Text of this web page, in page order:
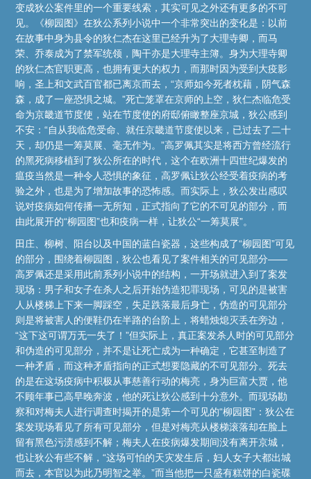
变成狄公案件里的一个重要线索，其实可见之外还有更多的不可
见。《柳园图》在狄公系列小说中一个非常突出的变化是：以前
在故事中身为县令的狄仁杰在这里已经升为了大理寺卿，而马
荣、乔泰成为了禁军统领，陶干亦是大理寺主簿。身为大理寺卿
的狄仁杰官职更高，也拥有更大的权力，而那时因为受到大疫影
响，圣上和文武百官都已离京而去，“京师如今死者枕藉，阴气森
森，成了一座恐惧之城。”死亡笼罩在京师的上空，狄仁杰临危受
命为京畿道节度使，站在节度使的府邸俯瞰整座京城，狄公感到
不安：“自从我临危受命、就任京畿道节度使以来，已过去了二十
天，却仍是一筹莫展、毫无作为。”高罗佩其实是将西方曾经流行
的黑死病移植到了狄公所在的时代，这个在欧洲十四世纪爆发的
瘟疫当然是一种令人恐惧的象征，高罗佩让狄公经受着疫病的考
验之外，也是为了增加故事的恐怖感。而实际上，狄公发出感叹
说对疫病如何传播一无所知，正式指向了它的不可见的部分，而
由此展开的“柳园图”也和疫病一样，让狄公“一筹莫展”。
田庄、柳树、阳台以及中国的蓝白瓷器，这些构成了“柳园图”可见
的部分，围绕着柳园图，狄公也看见了案件相关的可见部分——
高罗佩还是采用此前系列小说中的结构，一开场就进入到了案发
现场：男子和女子在杀人之后开始伪造犯罪现场，可见的是被害
人从楼梯上下来一脚踩空，失足跌落最后身亡，伪造的可见部分
则是将被害人的便鞋仍在半路的台阶上，将蜡烛熄灭丢在旁边，
“这下这可谓万无一失了！”但实际上，真正案发杀人时的可见部分
和伪造的可见部分，并不是让死亡成为一种确定，它甚至制造了
一种矛盾，而这种矛盾指向的正式想要隐藏的不可见部分。死去
的是在这场疫病中积极从事慈善行动的梅亮，身为巨富大贾，他
不顾年事已高早晚奔波，他的死让狄公感到十分意外。而现场勘
察和对梅夫人进行调查时揭开的是第一个可见的“柳园图”：狄公在
案发现场看见了所有可见部分，但是对梅亮从楼梯滚落却在脸上
留有黑色污渍感到不解；梅夫人在疫病爆发期间没有离开京城，
也让狄公有些不解，“这场可怕的天灾发生后，妇人女子大都出城
而去，本官以为此乃明智之举。”而当他把一只盛有糕饼的白瓷碟